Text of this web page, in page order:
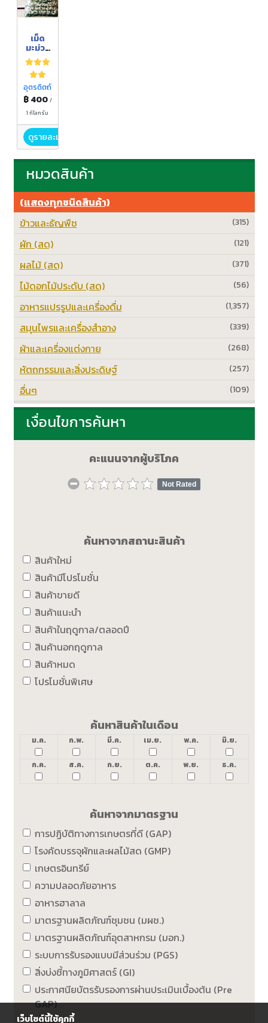
เม็ด
มะม่วง
หิมพาน
ต์แบบ
ดิบ
อุตรดิตถ์
฿ 400 /
1 กิโลกรัม
ดูรายละเอียด
หมวดสินค้า
(แสดงทุกชนิดสินค้า)
(315)
ข้าวและธัญพืช
(121)
ผัก (สด)
(371)
ผลไม้ (สด)
(56)
ไม้ดอกไม้ประดับ (สด)
(1,357)
อาหารแปรรูปและเครื่องดื่ม
(339)
สมุนไพรและเครื่องสำอาง
(268)
ผ้าและเครื่องแต่งกาย
(257)
หัตถกรรมและสิ่งประดิษฐ์
(109)
อื่นๆ
เงื่อนไขการค้นหา
คะแนนจากผู้บริโภค
Not Rated
ค้นหาจากสถานะสินค้า
สินค้าใหม่
สินค้ามีโปรโมชั่น
สินค้าขายดี
สินค้าแนะนำ
สินค้าในฤดูกาล/ตลอดปี
สินค้านอกฤดูกาล
สินค้าหมด
โปรโมชั่นพิเศษ
ค้นหาสินค้าในเดือน
ม.ค. ก.พ. มี.ค. เม.ย. พ.ค. มิ.ย.
ก.ค. ส.ค. ก.ย. ต.ค. พ.ย. ธ.ค.
ค้นหาจากมาตรฐาน
การปฏิบัติทางการเกษตรที่ดี (GAP)
โรงคัดบรรจุผักและผลไม้สด (GMP)
เกษตรอินทรีย์
ความปลอดภัยอาหาร
อาหารฮาลาล
มาตรฐานผลิตภัณฑ์ชุมชน (มผช.)
มาตรฐานผลิตภัณฑ์อุตสาหกรม (มอก.)
ระบบการรับรองแบบมีส่วนร่วม (PGS)
สิ่งบ่งชี้ทางภูมิศาสตร์ (GI)
ประกาศนียบัตรรับรองการผ่านประเมินเบื้องต้น (Pre
GAP)
เว็บไซต์นี้ใช้คุกกี้